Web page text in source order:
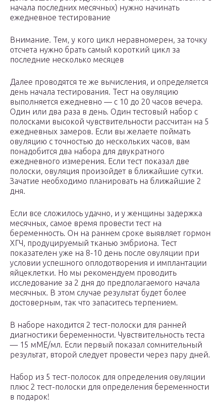
начала последних месячных) нужно начинать
ежедневное тестирование
Внимание. Тем, у кого цикл неравномерен, за точку
отсчета нужно брать самый короткий цикл за
последние несколько месяцев
Далее проводятся те же вычисления, и определяется
день начала тестирования. Тест на овуляцию
выполняется ежедневно — с 10 до 20 часов вечера.
Один или два раза в день. Один тестовый набор с
полосками высокой чувствительности рассчитан на 5
ежедневных замеров. Если вы желаете поймать
овуляцию с точностью до нескольких часов, вам
понадобится два набора для двукратного
ежедневного измерения. Если тест показал две
полоски, овуляция произойдет в ближайшие сутки.
Зачатие необходимо планировать на ближайшие 2
дня.
Если все сложилось удачно, и у женщины задержка
месячных, самое время провести тест на
беременность. Он на раннем сроке выявляет гормон
ХГЧ, продуцируемый тканью эмбриона. Тест
показателен уже на 8-10 день после овуляции при
условии успешного оплодотворения и имплантации
яйцеклетки. Но мы рекомендуем проводить
исследование за 2 дня до предполагаемого начала
месячных. В этом случае результат будет более
достоверным, так что запаситесь терпением.
В наборе находится 2 тест-полоски для ранней
диагностики беременности. Чувствительность теста
— 15 мМЕ/мл. Если первый показал сомнительный
результат, второй следует провести через пару дней.
Набор из 5 тест-полосок для определения овуляции
плюс 2 тест-полоски для определения беременности
в подарок!